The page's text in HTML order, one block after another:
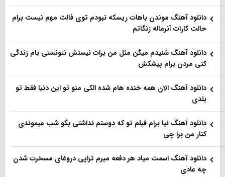
دانلود آهنگ موندن باهات ریسکه نبودم توی فالت مهم نیست برام
حالت کارات آنرماله زنگاتم
دانلود آهنگ شنیدم میگن مثل من برات نیستش نتونستی بام زندگی
کنی مردن برام پیشکش
دانلود آهنگ الان همه خنده هام شده الکی منو تو این دنیا فقط تو
بلدی
دانلود آهنگ نیا برام فیلم تو‌ که دوستم نداشتی بگو شب میموندی
کنار من برا چی
دانلود آهنگ اسمت میاد هر دفعه میرم تراپی دروغای مسخرت شدن
چه عادی